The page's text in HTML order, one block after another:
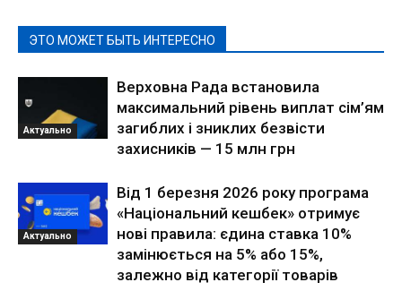
ЭТО МОЖЕТ БЫТЬ ИНТЕРЕСНО
Актуально
Верховна Рада встановила
максимальний рівень виплат сім’ям
загиблих і зниклих безвісти
захисників — 15 млн грн
Актуально
Від 1 березня 2026 року програма
«Національний кешбек» отримує
нові правила: єдина ставка 10%
замінюється на 5% або 15%,
залежно від категорії товарів